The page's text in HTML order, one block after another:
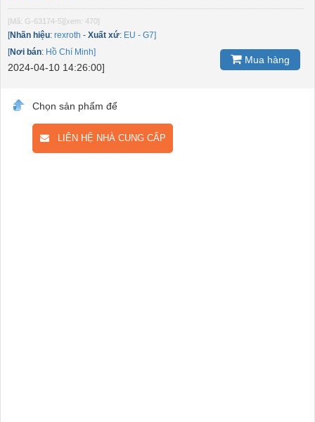
[Mã: G-63174-5][xem: 470]
[Nhãn hiệu: rexroth - Xuất xứ: EU - G7]
[Nơi bán: Hồ Chí Minh]
2024-04-10 14:26:00]
Mua hàng
Chọn sản phẩm để
LIÊN HỆ NHÀ CUNG CẤP